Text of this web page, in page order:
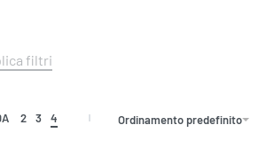
filtri
2 3 4 Ordinamento predefinito